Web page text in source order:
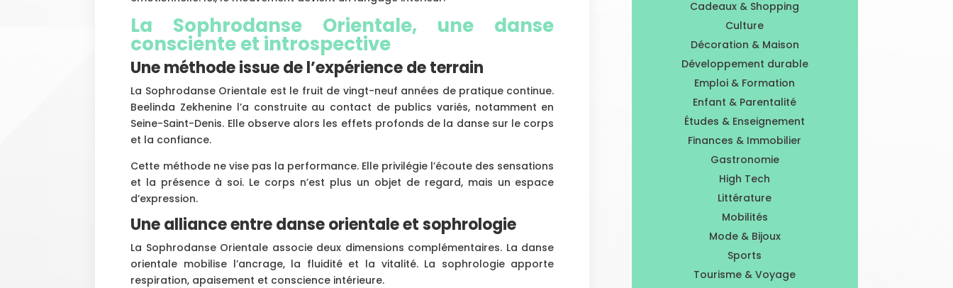
La Sophrodanse Orientale, une danse
consciente et introspective
Une méthode issue de l’expérience de terrain
La Sophrodanse Orientale est le fruit de vingt-neuf années de pratique continue.
Beelinda Zekhenine l’a construite au contact de publics variés, notamment en
Seine-Saint-Denis. Elle observe alors les effets profonds de la danse sur le corps
et la confiance.
Cette méthode ne vise pas la performance. Elle privilégie l’écoute des sensations
et la présence à soi. Le corps n’est plus un objet de regard, mais un espace
d’expression.
Une alliance entre danse orientale et sophrologie
La Sophrodanse Orientale associe deux dimensions complémentaires. La danse
orientale mobilise l’ancrage, la fluidité et la vitalité. La sophrologie apporte
respiration, apaisement et conscience intérieure.
Cadeaux & Shopping
Culture
Décoration & Maison
Développement durable
Emploi & Formation
Enfant & Parentalité
Études & Enseignement
Finances & Immobilier
Gastronomie
High Tech
Littérature
Mobilités
Mode & Bijoux
Sports
Tourisme & Voyage